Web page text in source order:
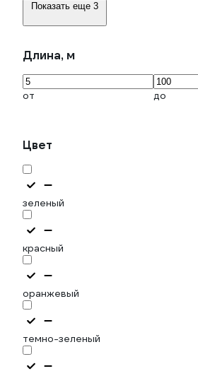
Показать еще 3
Длина, м
от до
Цвет
зеленый
красный
оранжевый
темно-зеленый